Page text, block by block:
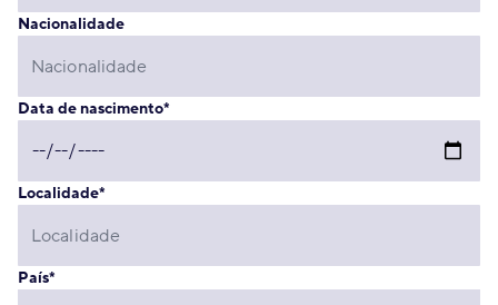
Nacionalidade
Data de nascimento*
Localidade*
País*